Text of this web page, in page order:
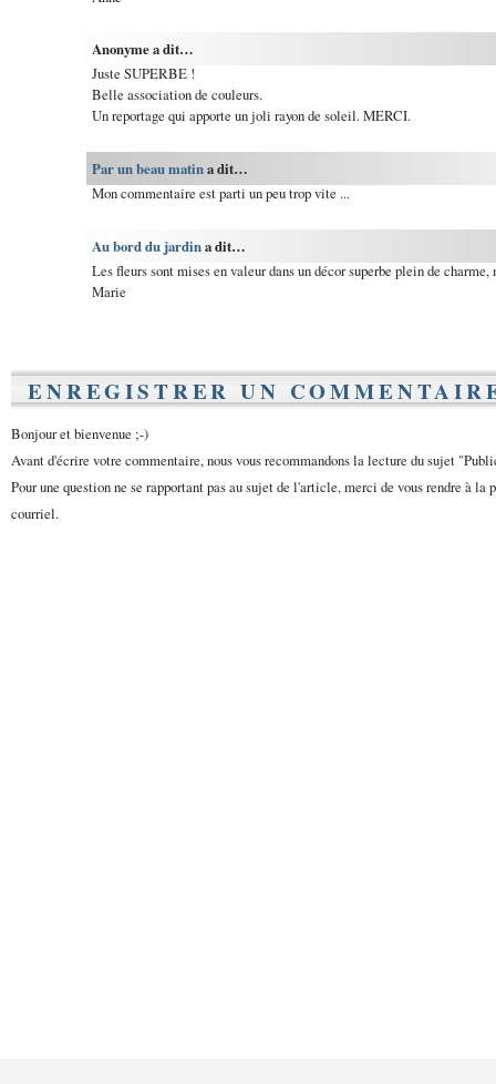
Anonyme a dit…
Juste SUPERBE !
Belle association de couleurs.
Un reportage qui apporte un joli rayon de soleil. MERCI.
Par un beau matina dit…
Mon commentaire est parti un peu trop vite ...
Au bord du jardina dit…
Les fleurs sont mises en valeur dans un décor superbe plein de
Marie
ENREGISTRER UN
Bonjour et bienvenue ;-)
Avant d'écrire votre commentaire, nous vous recommandons la lecture du sujet
Pour une question ne se rapportant pas au sujet de l'article, merci de vous rendre à la
courriel.